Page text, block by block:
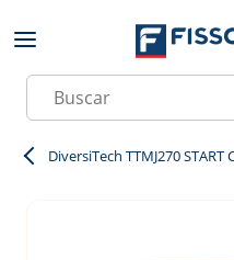
Skip to main content
Site Search
DiversiTech TTMJ270 START